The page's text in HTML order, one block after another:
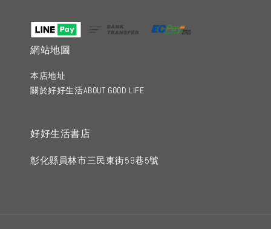
網站地圖
本店地址
關於好好生活ABOUT GOOD LIFE
好好生活書店
彰化縣員林市三民東街59巷5號